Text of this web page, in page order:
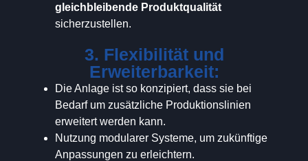
gleichbleibende Produktqualität
sicherzustellen.
3. Flexibilität und
Erweiterbarkeit:
Die Anlage ist so konzipiert, dass sie bei
Bedarf um zusätzliche Produktionslinien
erweitert werden kann.
Nutzung modularer Systeme, um zukünftige
Anpassungen zu erleichtern.